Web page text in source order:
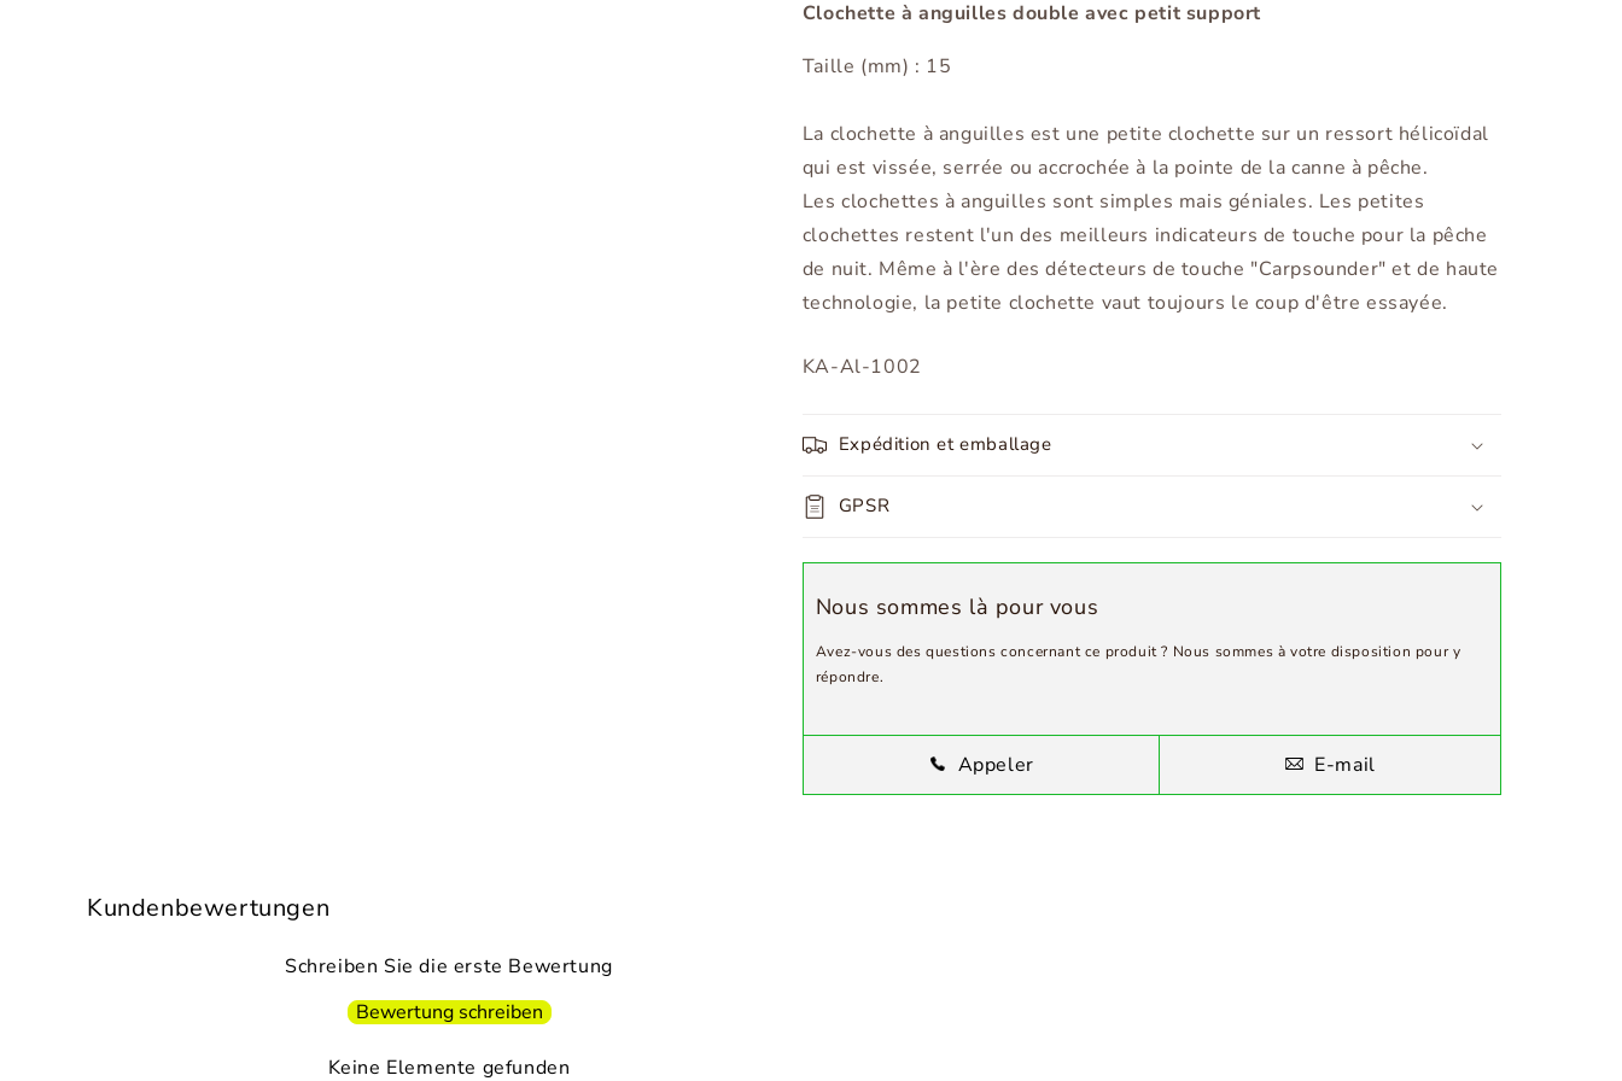
Clochette à anguilles double avec petit support
Taille (mm) : 15
La clochette à anguilles est une petite clochette sur un ressort hélicoïdal
qui est vissée, serrée ou accrochée à la pointe de la canne à pêche.
Les clochettes à anguilles sont simples mais géniales. Les petites
clochettes restent l'un des meilleurs indicateurs de touche pour la pêche
de nuit. Même à l'ère des détecteurs de touche "Carpsounder" et de haute
technologie, la petite clochette vaut toujours le coup d'être essayée.
SKU:
KA-Al-1002
Expédition et emballage
GPSR
Nous sommes là pour vous
Avez-vous des questions concernant ce produit ? Nous sommes à votre disposition pour y
répondre.
Appeler E-mail
Kundenbewertungen
Schreiben Sie die erste Bewertung
Bewertung schreiben
Keine Elemente gefunden